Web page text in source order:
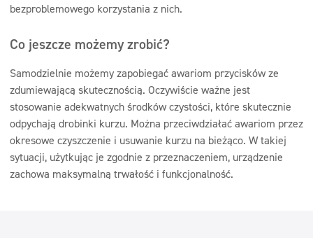
bezproblemowego korzystania z nich.
Co jeszcze możemy zrobić?
Samodzielnie możemy zapobiegać awariom przycisków ze
zdumiewającą skutecznością. Oczywiście ważne jest
stosowanie adekwatnych środków czystości, które skutecznie
odpychają drobinki kurzu. Można przeciwdziałać awariom przez
okresowe czyszczenie i usuwanie kurzu na bieżąco. W takiej
sytuacji, użytkując je zgodnie z przeznaczeniem, urządzenie
zachowa maksymalną trwałość i funkcjonalność.